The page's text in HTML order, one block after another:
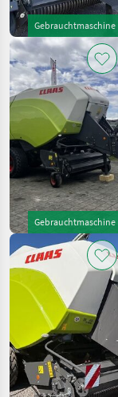
Gebrauchtmaschine
Gebrauchtmaschine